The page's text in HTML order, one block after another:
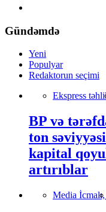
Gündəmdə
Yeni
Populyar
Redaktorun seçimi
Ekspress
BP və
ton
kapital
artırıblar
Media İcmalı,